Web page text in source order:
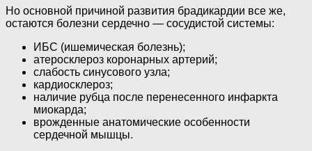
Но основной причиной развития брадикардии все же,
остаются болезни сердечно — сосудистой системы:
ИБС (ишемическая болезнь);
атеросклероз коронарных артерий;
слабость синусового узла;
кардиосклероз;
наличие рубца после перенесенного инфаркта
миокарда;
врожденные анатомические особенности
сердечной мышцы.